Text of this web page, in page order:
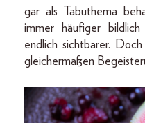
gar als Tabuthema
immer häufiger
endlich sichtbarer.
gleichermaßen